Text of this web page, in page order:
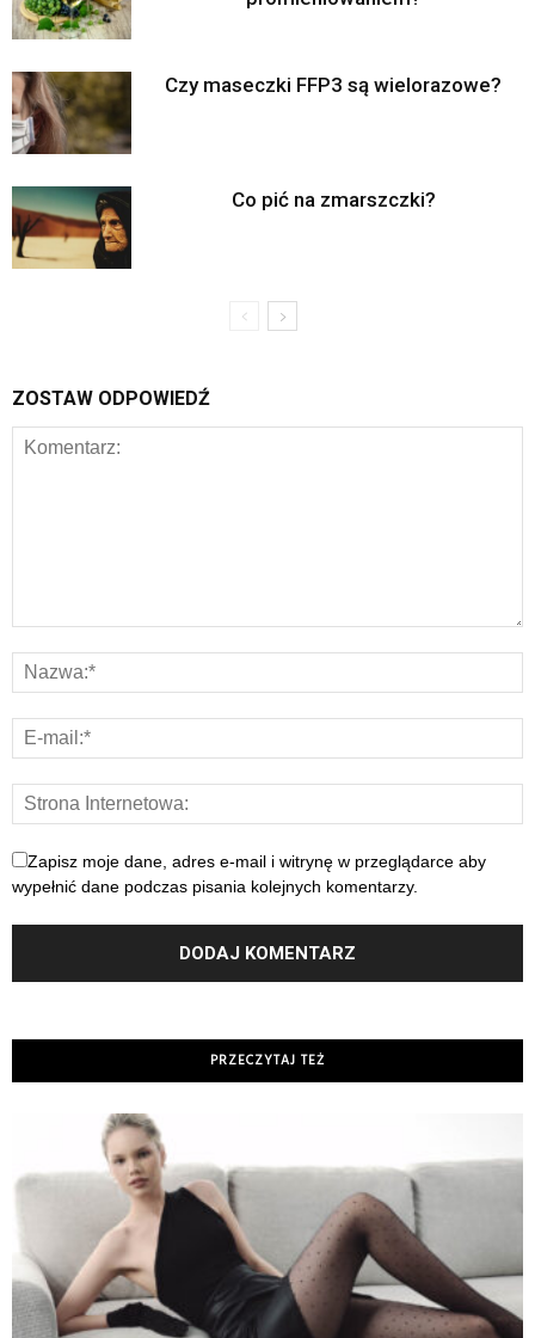
Czy maseczki FFP3 są wielorazowe?
Co pić na zmarszczki?
ZOSTAW ODPOWIEDŹ
Zapisz moje dane, adres e-mail i witrynę w przeglądarce aby
wypełnić dane podczas pisania kolejnych komentarzy.
PRZECZYTAJ TEŻ